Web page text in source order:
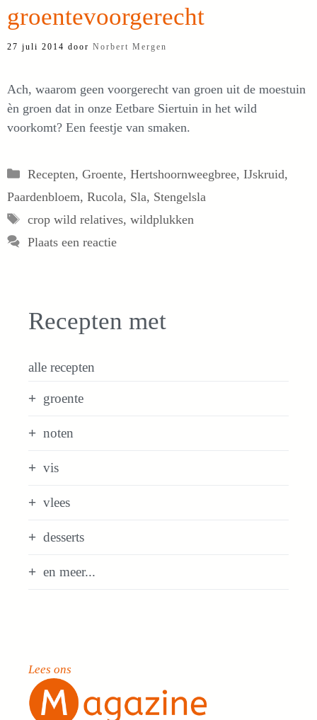
groentevoorgerecht
27 juli 2014 door Norbert Mergen
Ach, waarom geen voorgerecht van groen uit de moestuin
èn groen dat in onze Eetbare Siertuin in het wild
voorkomt? Een feestje van smaken.
Categorieën
Recepten, Groente, Hertshoornweegbree, IJskruid,
Paardenbloem, Rucola, Sla, Stengelsla
Tags
crop wild relatives, wildplukken
Plaats een reactie
Recepten met
alle recepten
groente
noten
vis
vlees
desserts
en meer...
Lees ons